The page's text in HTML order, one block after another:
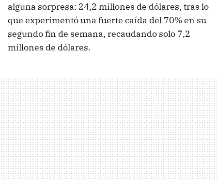
alguna sorpresa: 24,2 millones de dólares, tras lo
que experimentó una fuerte caída del 70% en su
segundo fin de semana, recaudando solo 7,2
millones de dólares.